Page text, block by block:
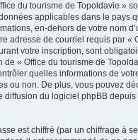
du tourisme de Topoldavie »
applicables dans le pays
en-dehors de votre nom
adresse de courriel requis par «
votre inscription, sont
de « Office du tourisme de
quelles informations de
ou non. De plus, vous pouvez
diffusion du logiciel phpBB
est chiffré (par un chiffrage à